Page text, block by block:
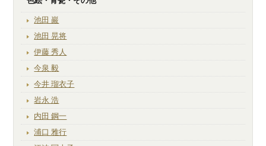
池田 巖
池田 晃将
伊藤 秀人
今泉 毅
今井 瑠衣子
岩永 浩
内田 鋼一
浦口 雅行